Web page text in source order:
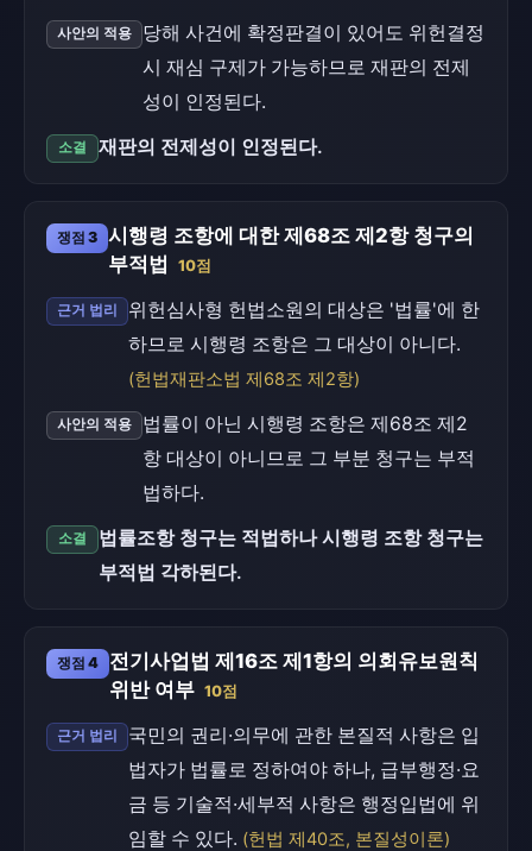
사안의 적용
당해 사건에 확정판결이 있어도 위헌결정
시 재심 구제가 가능하므로 재판의 전제
성이 인정된다.
소결 재판의 전제성이 인정된다.
쟁점 3 시행령 조항에 대한 제68조 제2항 청구의
부적법
10점
근거 법리
위헌심사형 헌법소원의 대상은 '법률'에 한
하므로 시행령 조항은 그 대상이 아니다.
(헌법재판소법 제68조 제2항)
사안의 적용
법률이 아닌 시행령 조항은 제68조 제2
항 대상이 아니므로 그 부분 청구는 부적
법하다.
소결
법률조항 청구는 적법하나 시행령 조항 청구는
부적법 각하된다.
쟁점 4
전기사업법 제16조 제1항의 의회유보원칙
위반 여부 10점
근거 법리
국민의 권리·의무에 관한 본질적 사항은 입
법자가 법률로 정하여야 하나, 급부행정·요
금 등 기술적·세부적 사항은 행정입법에 위
임할 수 있다. (헌법 제40조, 본질성이론)